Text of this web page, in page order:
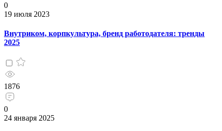
0
19 июля 2023
Внутриком, корпкультура, бренд работодателя: тренды
2025
1876
0
24 января 2025